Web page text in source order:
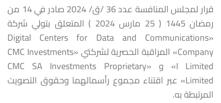
قرار لمجلس المنافسة عدد 36 /ق/ 2024 صادر في 14 من
رمضان 1445 ( 25 مارس 2024 ) المتعلق بتولي شركة
«Digital Centers for Data and Communications
Company» المراقبة الحصرية لشركتي «CMC Investments
I Limited» و «CMC SA Investments Proprietary
Limited» عبر اقتناء مجموع رأسمالهما وحقوق التصويت
المرتبطة به.